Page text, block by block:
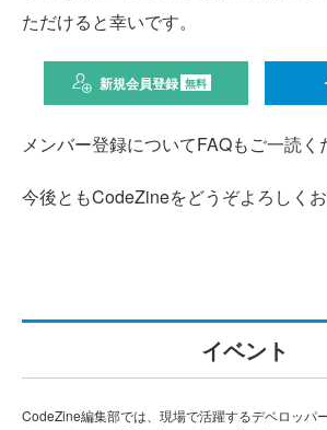
ただけると幸いです。
新規会員登録 無料
メンバー登録についてFAQもご一読く
今後ともCodeZineをどうぞよろしく
イベント
CodeZine編集部では、現場で活躍するデベロッパ